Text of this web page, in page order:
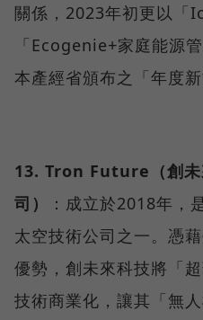
關係，2023年初更以「
「Ecogenie+家庭能源
本產經省頒布之「年度
13. Tron Future（創未
司）
：成立於2018年，
太空技術公司之一。憑
優勢，創未來科技將「
技術商業化，讓其「無